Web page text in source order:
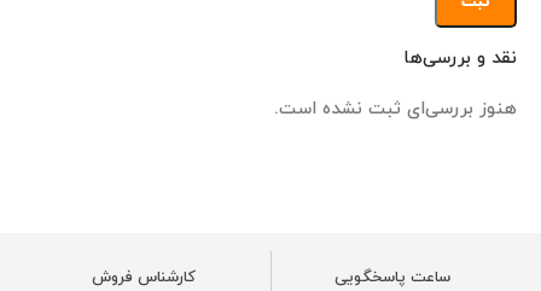
نقد و بررسی‌ها
هنوز بررسی‌ای ثبت نشده است.
ساعت پاسخگویی کارشناس فروش